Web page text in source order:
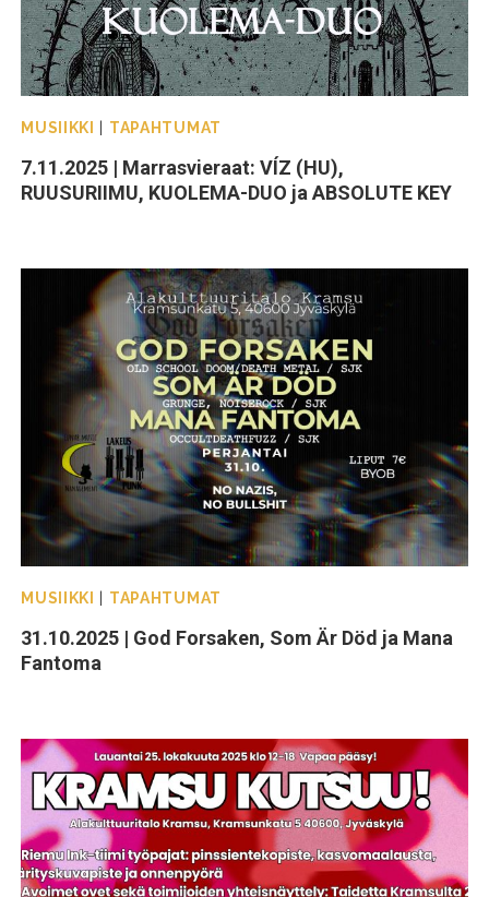
MUSIIKKI TAPAHTUMAT
7.11.2025 | Marrasvieraat: VÍZ (HU),
RUUSURIIMU, KUOLEMA-DUO ja ABSOLUTE KEY
MUSIIKKI TAPAHTUMAT
31.10.2025 | God Forsaken, Som Är Död ja Mana
Fantoma